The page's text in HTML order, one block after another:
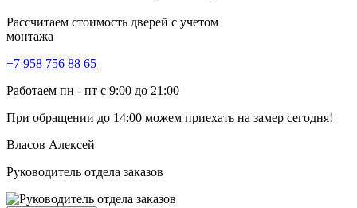
Рассчитаем стоимость дверей с учетом
монтажа
+7 958 756 88 65
Работаем пн - пт с 9:00 до 21:00
При обращении до 14:00 можем приехать на замер сегодня!
Власов Алексей
Руководитель отдела заказов